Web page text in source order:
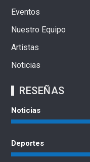
Eventos
Nuestro Equipo
Artistas
Noticias
RESEÑAS
Noticias
Deportes